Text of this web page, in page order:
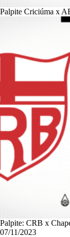
Palpite Criciúma x
Palpite: CRB x
07/11/2023